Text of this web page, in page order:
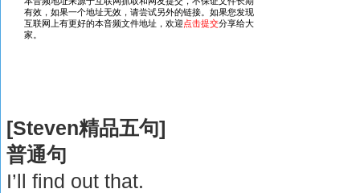
[Steven精品五句]
普通句
I’ll find out that.